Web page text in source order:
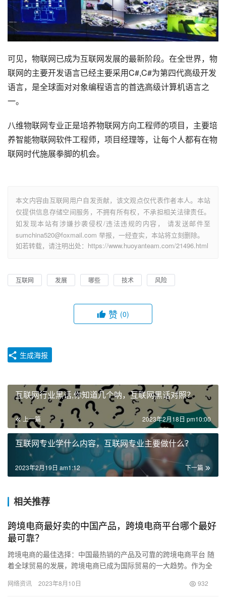
可见，物联网已成为互联网发展的最新阶段。在全世界，物
联网的主要开发语言已经主要采用C#,C#为第四代高级开发
语言，是全球面对对象编程语言的首选高级计算机语言之
一。
八维物联网专业正是培养物联网方向工程师的项目，主要培
养智能物联网软件工程师，项目经理等，让每个人都有在物
联网时代施展拳脚的机会。
本文内容由互联网用户自发贡献，该文观点仅代表作者本人。本站
仅提供信息存储空间服务，不拥有所有权，不承担相关法律责任。
如发现本站有涉嫌抄袭侵权/违法违规的内容， 请发送邮件至
sumchina520@foxmail.com 举报，一经查实，本站将立刻删除。
如若转载，请注明出处：https://www.huoyanteam.com/21496.html
互联网 发展 哪些 技术 风险
赞 (0)
生成海报
互联网行业黑话,你知道几个呐，互联网黑话对照？
上一篇 2023年2月18日 pm10:00
互联网专业学什么内容，互联网专业主要做什么？
下一篇
2023年2月19日 am1:12
相关推荐
跨境电商最好卖的中国产品，跨境电商平台哪个最好
最可靠？
跨境电商的最佳选择：中国最热销的产品及可靠的跨境电商平台 随
着全球贸易的发展，跨境电商已成为国际贸易的一大趋势。作为全
商市…
网络资讯 2023年8月10日 932